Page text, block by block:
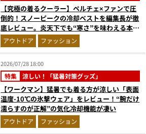
【究極の着るクーラー】ペルチェ×ファンで圧
倒的！スノーピークの冷却ベストを編集長が徹
底レビュー。炎天下でも“寒さ”を味わえる本気
のギア『コレ買いです』Vol.172
アウトドア ファッション
2026/07/28 18:00
特集 涼しい！「猛暑対策グッズ」
【ワークマン】猛暑でも着る方が涼しい「表面
温度-10℃の氷撃ウェア」をレビュー！“腕だけ
濡らすのが正解”の気化冷却機能が凄い
アウトドア ファッション